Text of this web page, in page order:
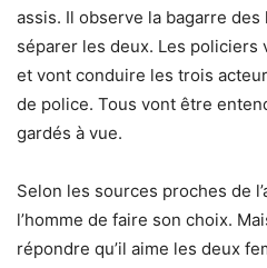
assis. Il observe la bagarre
séparer les deux. Les policiers
et vont conduire les trois
de police. Tous vont être
gardés à vue.
Selon les sources proches de
l’homme de faire son choix.
répondre qu’il aime les deux